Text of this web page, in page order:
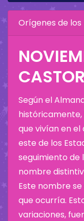
Orígenes de
CASTOR
Según el
que vivían en
este de los
seguimiento de
nombre
Este nombre
que ocurría.
variaciones,